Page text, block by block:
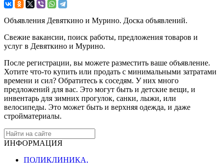
Объявления Девяткино и Мурино. Доска объявлений.
Свежие вакансии, поиск работы, предложения товаров и
услуг в Девяткино и Мурино.
После регистрации, вы можете разместить ваше объявление.
Хотите что-то купить или продать с минимальными затратами
времени и сил? Обратитесь к соседям. У них много
предложений для вас. Это могут быть и детские вещи, и
инвентарь для зимних прогулок, санки, лыжи, или
велосипеды. Это может быть и верхняя одежда, и даже
стройматериалы.
ИНФОРМАЦИЯ
ПОЛИКЛИНИКА,